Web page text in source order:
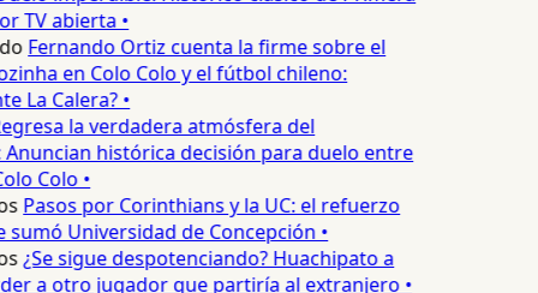
TV abierta •
Fernando Ortiz cuenta la firme sobre el
en Colo Colo y el fútbol chileno:
La Calera? •
la verdadera atmósfera del
histórica decisión para duelo entre
Colo •
Pasos por Corinthians y la UC: el refuerzo
Universidad de Concepción •
¿Se sigue despotenciando? Huachipato a
a otro jugador que partiría al extranjero •